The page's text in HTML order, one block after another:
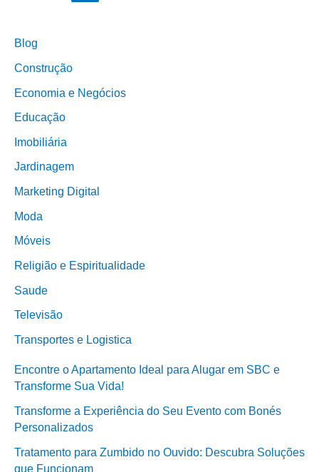
Blog
Construção
Economia e Negócios
Educação
Imobiliária
Jardinagem
Marketing Digital
Moda
Móveis
Religião e Espiritualidade
Saude
Televisão
Transportes e Logistica
Encontre o Apartamento Ideal para Alugar em SBC e
Transforme Sua Vida!
Transforme a Experiência do Seu Evento com Bonés
Personalizados
Tratamento para Zumbido no Ouvido: Descubra Soluções
que Funcionam